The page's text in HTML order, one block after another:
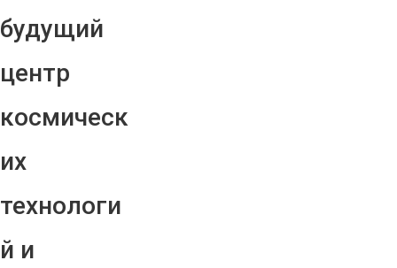
будущий
центр
космическ
их
технологи
й и